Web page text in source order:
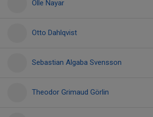
Olle Nayar
Otto Dahlqvist
Sebastian Algaba Svensson
Theodor Grimaud Görlin